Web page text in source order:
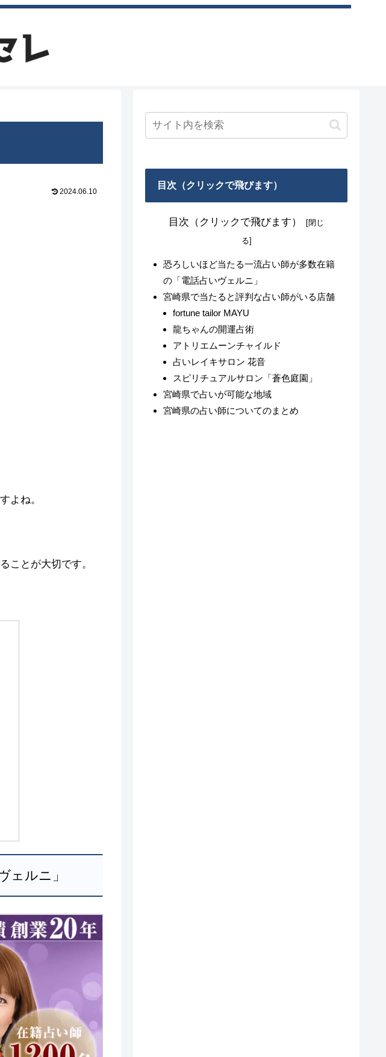
2024.06.10
よね。
ことが大切です。
ェルニ」
目次（クリックで飛びます）
目次（クリックで飛びます）
恐ろしいほど当たる一流占い師が多数在籍
の「電話占いヴェルニ」
宮崎県で当たると評判な占い師がいる店舗
fortune tailor MAYU
龍ちゃんの開運占術
アトリエムーンチャイルド
占いレイキサロン 花音
スピリチュアルサロン「蒼色庭園」
宮崎県で占いが可能な地域
宮崎県の占い師についてのまとめ